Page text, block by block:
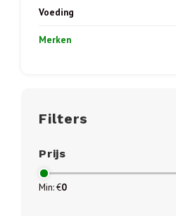
Voeding
Merken
Filters
Prijs
Min: €0